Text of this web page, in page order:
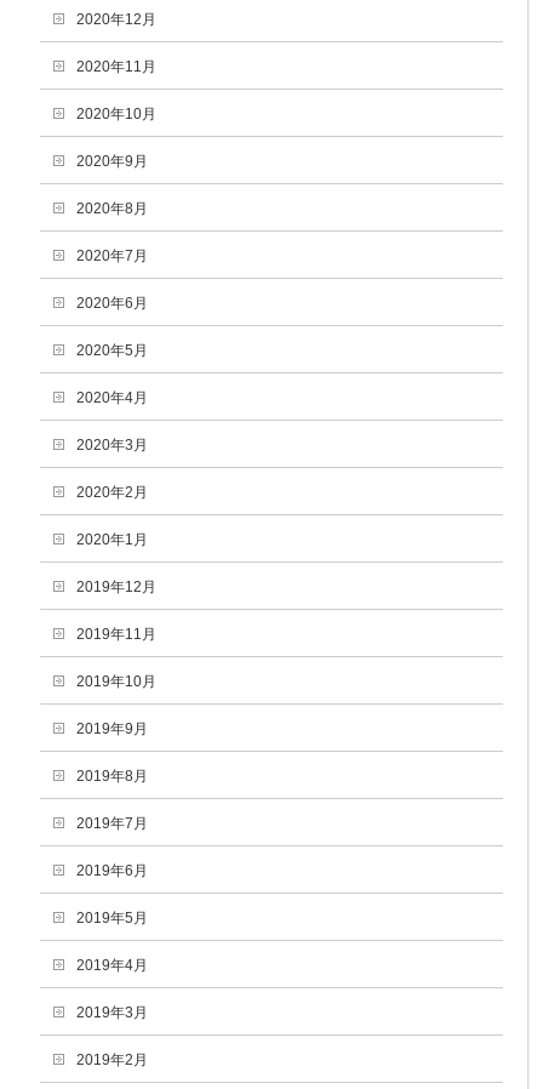
2020年12月
2020年11月
2020年10月
2020年9月
2020年8月
2020年7月
2020年6月
2020年5月
2020年4月
2020年3月
2020年2月
2020年1月
2019年12月
2019年11月
2019年10月
2019年9月
2019年8月
2019年7月
2019年6月
2019年5月
2019年4月
2019年3月
2019年2月